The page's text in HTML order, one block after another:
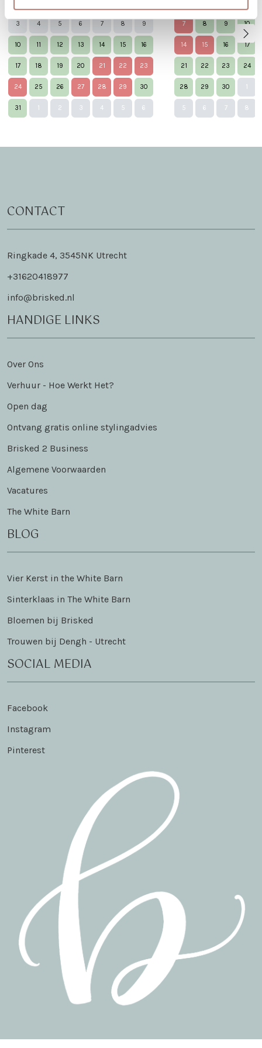
3 4 5 6 7 8 9
10 11 12 13 14 15 16
17 18 19 20 21 22 23
24 25 26 27 28 29 30
31 2 3 4 5 6
7 8 9 10
14 15 16 17
21 22 23 24
28 29 30
5 6 7 8
CONTACT
Ringkade 4, 3545NK Utrecht
+31620418977
info@brisked.nl
HANDIGE LINKS
Over Ons
Verhuur - Hoe Werkt Het?
Open dag
Ontvang gratis online stylingadvies
Brisked 2 Business
Algemene Voorwaarden
Vacatures
The White Barn
BLOG
Vier Kerst in the White Barn
Sinterklaas in The White Barn
Bloemen bij Brisked
Trouwen bij Dengh - Utrecht
SOCIAL MEDIA
Facebook
Instagram
Pinterest